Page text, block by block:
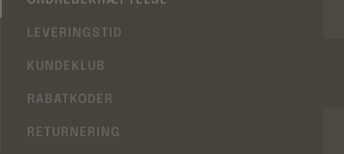
LEVERINGSTID
KUNDEKLUB
RABATKODER
RETURNERING